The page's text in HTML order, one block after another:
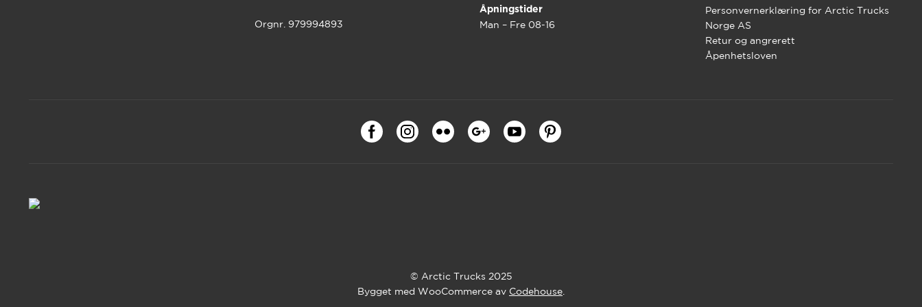
Orgnr. 979994893
Åpningstider
Man – Fre 08-16
Personvernerklæring for Arctic Trucks
Norge AS
Retur og angrerett
Åpenhetsloven
© Arctic Trucks 2025
Bygget med WooCommerce av Codehouse